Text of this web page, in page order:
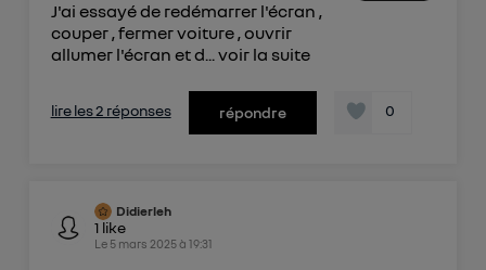
J'ai essayé de redémarrer l'écran ,
couper , fermer voiture , ouvrir
allumer l'écran et d... voir la suite
lire les 2 réponses répondre 0
Didierleh
1 like
Le 5 mars 2025à 19:31
Elle utilise un identifiant créé par votre opérateur
télécom basé sur votre adresse IP et une référence
de votre contrat internet (ex : votre numéro de
téléphone).
L'identifiant est associé à votre connexion
Pour uneconnexion foyer
sur la navigation des membres du foyer ayant consentis.